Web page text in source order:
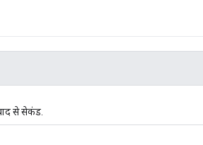
से सेकंड.